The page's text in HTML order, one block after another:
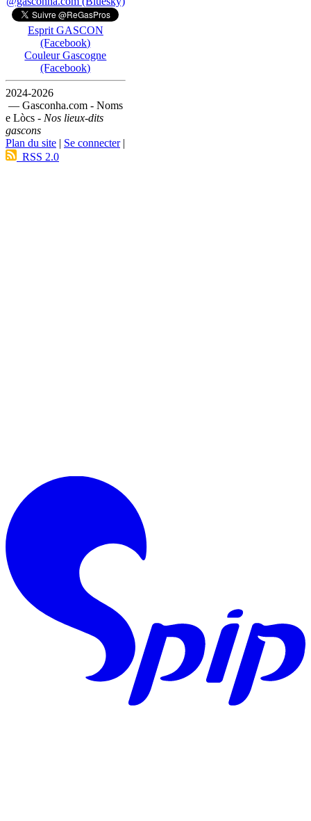
Esprit GASCON
(Facebook)
Couleur Gascogne
(Facebook)
2024-2026
— Gasconha.com - Noms
e Lòcs - Nos lieux-dits
gascons
Plan du site | Se connecter|
RSS 2.0